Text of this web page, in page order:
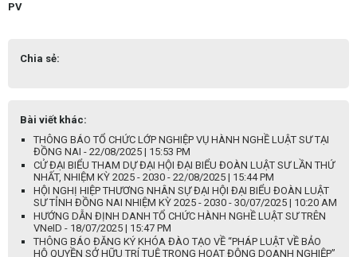
PV
Chia sẻ:
Bài viết khác:
THÔNG BÁO TỔ CHỨC LỚP NGHIỆP VỤ HÀNH NGHỀ LUẬT SƯ TẠI
ĐỒNG NAI - 22/08/2025 | 15:53 PM
CỬ ĐẠI BIỂU THAM DỰ ĐẠI HỘI ĐẠI BIỂU ĐOÀN LUẬT SƯ LẦN THỨ
NHẤT, NHIỆM KỲ 2025 - 2030 - 22/08/2025 | 15:44 PM
HỘI NGHỊ HIỆP THƯƠNG NHÂN SỰ ĐẠI HỘI ĐẠI BIỂU ĐOÀN LUẬT
SƯ TỈNH ĐỒNG NAI NHIỆM KỲ 2025 - 2030 - 30/07/2025 | 10:20 AM
HƯỚNG DẪN ĐỊNH DANH TỔ CHỨC HÀNH NGHỀ LUẬT SƯ TRÊN
VNeID - 18/07/2025 | 15:47 PM
THÔNG BÁO ĐĂNG KÝ KHÓA ĐÀO TẠO VỀ “PHÁP LUẬT VỀ BẢO
HỘ QUYỀN SỞ HỮU TRÍ TUỆ TRONG HOẠT ĐỘNG DOANH NGHIỆP”